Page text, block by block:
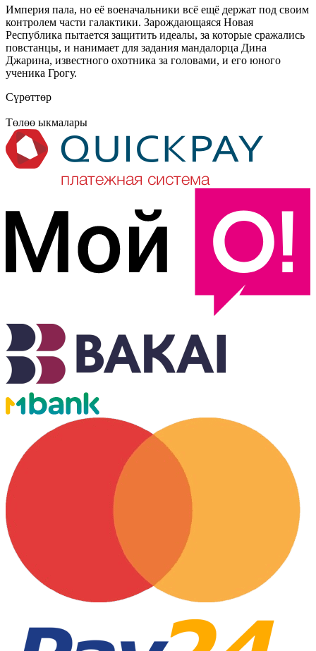
Империя пала, но её военачальники всё ещё держат под своим
контролем части галактики. Зарождающаяся Новая
Республика пытается защитить идеалы, за которые сражались
повстанцы, и нанимает для задания мандалорца Дина
Джарина, известного охотника за головами, и его юного
ученика Грогу.
Сүрөттөр
Төлөө ыкмалары